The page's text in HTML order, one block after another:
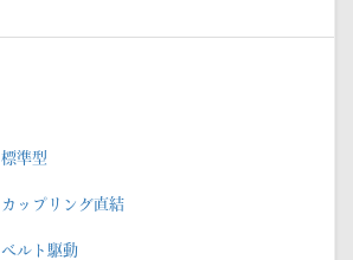
標準型
カップリング直結
べルト駆動